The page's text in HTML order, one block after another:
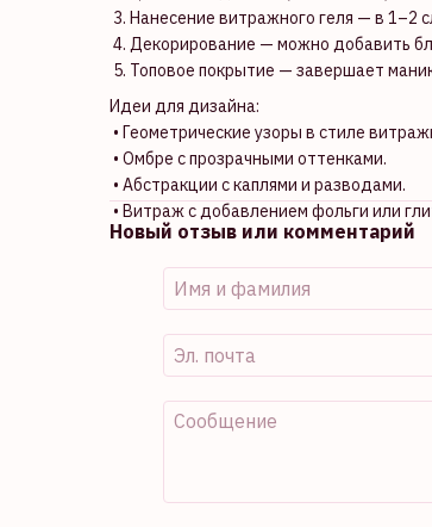
3. Нанесение витражного геля — в 1–2
4. Декорирование — можно добавить
5. Топовое покрытие — завершает
Идеи для дизайна:
• Геометрические узоры в стиле
• Омбре с прозрачными оттенками.
• Абстракции с каплями и разводами.
• Витраж с добавлением фольги или
Новый отзыв или комментарий